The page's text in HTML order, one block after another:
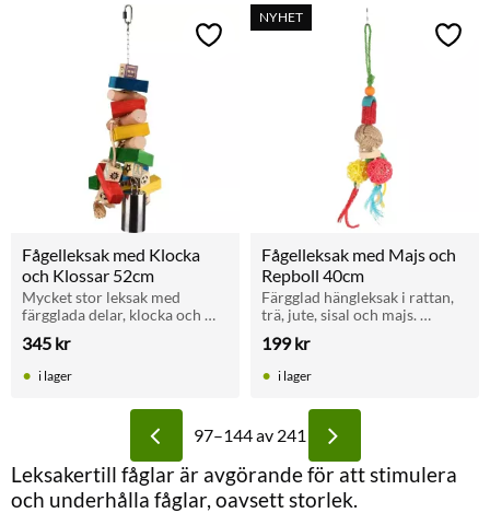
Fågelleksak med Klocka
och Klossar 52cm
Mycket stor leksak med
färgglada delar, klocka och
och parakiter som gillar att
gnaga och leka.
345 kr
Lägg till i favoriter
i lager
Fågelleksak med Majs och
Repboll 40cm
Färgglad hängleksak i rattan,
trä, jute, sisal och majs.
nyfikenhet hos parakiter.
Enkel att hänga upp.
199kr
NYHET
Lägg
i lager
97–144av 241
Leksakertill fåglar är avgörande för att stimulera
och underhålla fåglar, oavsett storlek.